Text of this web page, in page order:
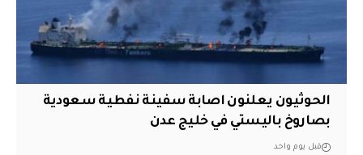
الحوثيون يعلنون اصابة سفينة نفطية سعودية
بصاروخ باليستي في خليج عدن
قبل يوم واحد